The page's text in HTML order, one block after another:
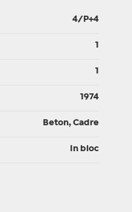
4/P+4
1974
Beton, Cadre
In bloc